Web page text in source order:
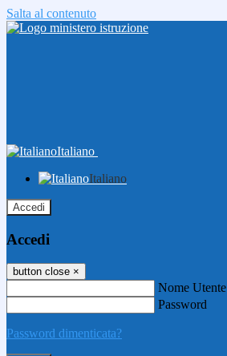
Salta al contenuto
Italiano
Italiano
Accedi
Accedi
button close ×
Nome Utente
Password
Password dimenticata?